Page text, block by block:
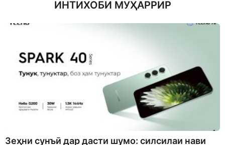
ИНТИХОБИ МУҲАРРИР
Зеҳни сунъӣ дар дасти шумо: силсилаи нави